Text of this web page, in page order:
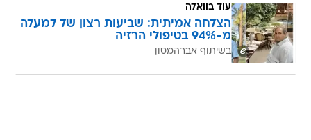
עוד בוואלה
הצלחה אמיתית: שביעות רצון של למעלה
מ-94% בטיפולי הרזיה
בשיתוף אברהמסון